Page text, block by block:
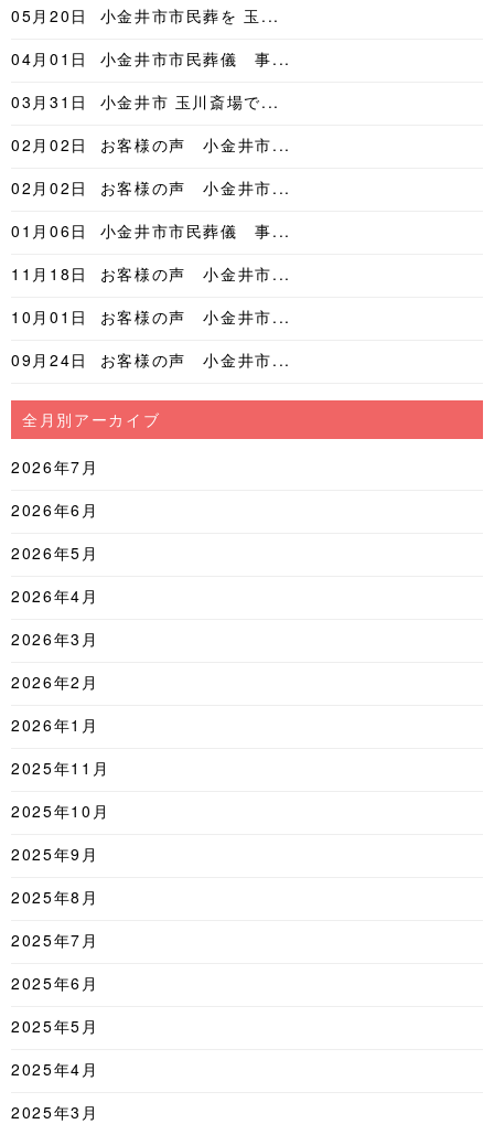
05月20日
小金井市市民葬を 玉...
04月01日
小金井市市民葬儀 事...
03月31日
小金井市 玉川斎場で...
02月02日
お客様の声 小金井市...
02月02日
お客様の声 小金井市...
01月06日
小金井市市民葬儀 事...
11月18日
お客様の声 小金井市...
10月01日
お客様の声 小金井市...
09月24日
お客様の声 小金井市...
全月別アーカイブ
2026年7月
2026年6月
2026年5月
2026年4月
2026年3月
2026年2月
2026年1月
2025年11月
2025年10月
2025年9月
2025年8月
2025年7月
2025年6月
2025年5月
2025年4月
2025年3月